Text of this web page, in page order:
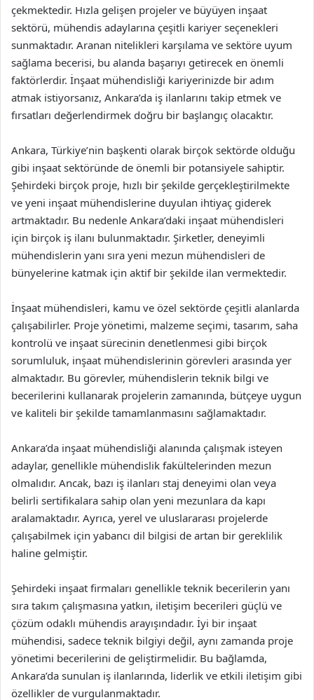
çekmektedir. Hızla gelişen projeler ve büyüyen inşaat
sektörü, mühendis adaylarına çeşitli kariyer seçenekleri
sunmaktadır. Aranan nitelikleri karşılama ve sektöre uyum
sağlama becerisi, bu alanda başarıyı getirecek en önemli
faktörlerdir. İnşaat mühendisliği kariyerinizde bir adım
atmak istiyorsanız, Ankara’da iş ilanlarını takip etmek ve
fırsatları değerlendirmek doğru bir başlangıç olacaktır.
Ankara, Türkiye’nin başkenti olarak birçok sektörde olduğu
gibi inşaat sektöründe de önemli bir potansiyele sahiptir.
Şehirdeki birçok proje, hızlı bir şekilde gerçekleştirilmekte
ve yeni inşaat mühendislerine duyulan ihtiyaç giderek
artmaktadır. Bu nedenle Ankara’daki inşaat mühendisleri
için birçok iş ilanı bulunmaktadır. Şirketler, deneyimli
mühendislerin yanı sıra yeni mezun mühendisleri de
bünyelerine katmak için aktif bir şekilde ilan vermektedir.
İnşaat mühendisleri, kamu ve özel sektörde çeşitli alanlarda
çalışabilirler. Proje yönetimi, malzeme seçimi, tasarım, saha
kontrolü ve inşaat sürecinin denetlenmesi gibi birçok
sorumluluk, inşaat mühendislerinin görevleri arasında yer
almaktadır. Bu görevler, mühendislerin teknik bilgi ve
becerilerini kullanarak projelerin zamanında, bütçeye uygun
ve kaliteli bir şekilde tamamlanmasını sağlamaktadır.
Ankara’da inşaat mühendisliği alanında çalışmak isteyen
adaylar, genellikle mühendislik fakültelerinden mezun
olmalıdır. Ancak, bazı iş ilanları staj deneyimi olan veya
belirli sertifikalara sahip olan yeni mezunlara da kapı
aralamaktadır. Ayrıca, yerel ve uluslararası projelerde
çalışabilmek için yabancı dil bilgisi de artan bir gereklilik
haline gelmiştir.
Şehirdeki inşaat firmaları genellikle teknik becerilerin yanı
sıra takım çalışmasına yatkın, iletişim becerileri güçlü ve
çözüm odaklı mühendis arayışındadır. İyi bir inşaat
mühendisi, sadece teknik bilgiyi değil, aynı zamanda proje
yönetimi becerilerini de geliştirmelidir. Bu bağlamda,
Ankara’da sunulan iş ilanlarında, liderlik ve etkili iletişim gibi
özellikler de vurgulanmaktadır.